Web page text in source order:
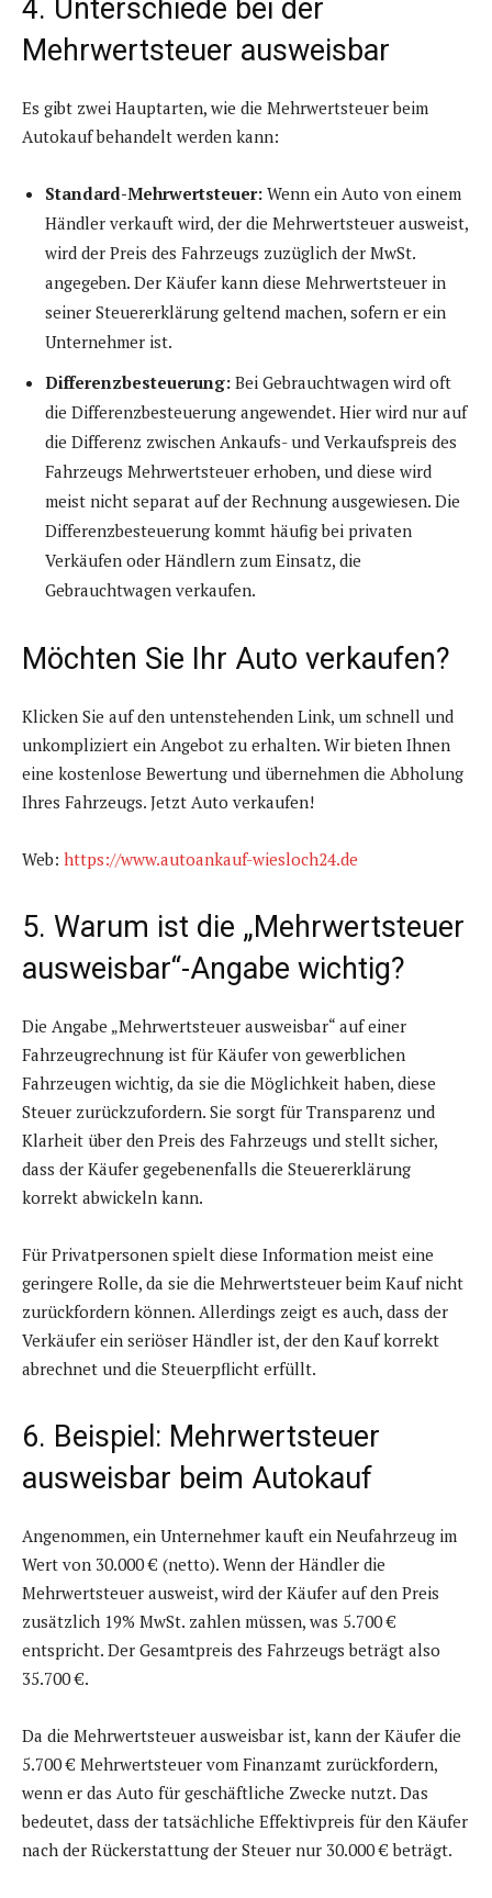
4. Unterschiede bei der
Mehrwertsteuer ausweisbar
Es gibt zwei Hauptarten, wie die Mehrwertsteuer beim
Autokauf behandelt werden kann:
Standard-Mehrwertsteuer: Wenn ein Auto von einem
Händler verkauft wird, der die Mehrwertsteuer ausweist,
wird der Preis des Fahrzeugs zuzüglich der MwSt.
angegeben. Der Käufer kann diese Mehrwertsteuer in
seiner Steuererklärung geltend machen, sofern er ein
Unternehmer ist.
Differenzbesteuerung: Bei Gebrauchtwagen wird oft
die Differenzbesteuerung angewendet. Hier wird nur auf
die Differenz zwischen Ankaufs- und Verkaufspreis des
Fahrzeugs Mehrwertsteuer erhoben, und diese wird
meist nicht separat auf der Rechnung ausgewiesen. Die
Differenzbesteuerung kommt häufig bei privaten
Verkäufen oder Händlern zum Einsatz, die
Gebrauchtwagen verkaufen.
Möchten Sie Ihr Auto verkaufen?
Klicken Sie auf den untenstehenden Link, um schnell und
unkompliziert ein Angebot zu erhalten. Wir bieten Ihnen
eine kostenlose Bewertung und übernehmen die Abholung
Ihres Fahrzeugs. Jetzt Auto verkaufen!
Web: https://www.autoankauf-wiesloch24.de
5. Warum ist die „Mehrwertsteuer
ausweisbar“-Angabe wichtig?
Die Angabe „Mehrwertsteuer ausweisbar“ auf einer
Fahrzeugrechnung ist für Käufer von gewerblichen
Fahrzeugen wichtig, da sie die Möglichkeit haben, diese
Steuer zurückzufordern. Sie sorgt für Transparenz und
Klarheit über den Preis des Fahrzeugs und stellt sicher,
dass der Käufer gegebenenfalls die Steuererklärung
korrekt abwickeln kann.
Für Privatpersonen spielt diese Information meist eine
geringere Rolle, da sie die Mehrwertsteuer beim Kauf nicht
zurückfordern können. Allerdings zeigt es auch, dass der
Verkäufer ein seriöser Händler ist, der den Kauf korrekt
abrechnet und die Steuerpflicht erfüllt.
6. Beispiel: Mehrwertsteuer
ausweisbar beim Autokauf
Angenommen, ein Unternehmer kauft ein Neufahrzeug im
Wert von 30.000 € (netto). Wenn der Händler die
Mehrwertsteuer ausweist, wird der Käufer auf den Preis
zusätzlich 19% MwSt. zahlen müssen, was 5.700 €
entspricht. Der Gesamtpreis des Fahrzeugs beträgt also
35.700 €.
Da die Mehrwertsteuer ausweisbar ist, kann der Käufer die
5.700 € Mehrwertsteuer vom Finanzamt zurückfordern,
wenn er das Auto für geschäftliche Zwecke nutzt. Das
bedeutet, dass der tatsächliche Effektivpreis für den Käufer
nach der Rückerstattung der Steuer nur 30.000 € beträgt.